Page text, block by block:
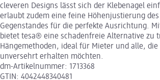
cleveren Designs lässt sich der Klebenagel
erlaubt zudem eine feine Höhenjustierung
Gegenstandes für die perfekte Ausrichtung.
bietet tesa® eine schadenfreie Alternative zu
Hängemethoden, ideal für Mieter und alle, die
unversehrt erhalten möchten.
dm-Artikelnummer: 1713368
GTIN: 4042448340481